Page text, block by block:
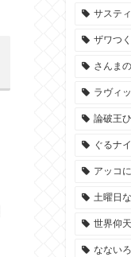
サステ
ザワつ
さんま
ラヴィ
論破王
ぐるナイ
アッコ
土曜日
世界仰
なない